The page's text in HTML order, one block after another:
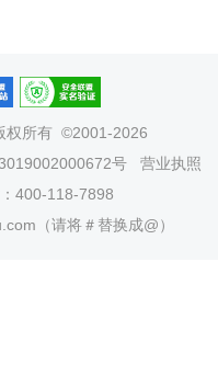
权所有 ©2001-2026
号
营业执照
400-118-7898
（请将＃替换成@）